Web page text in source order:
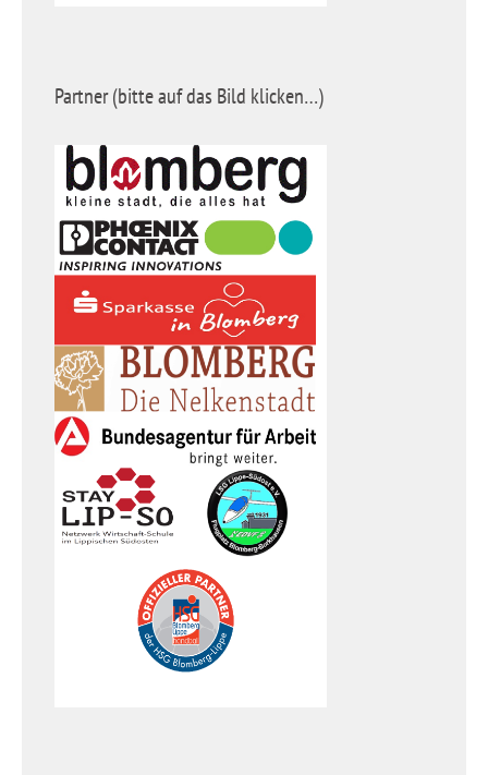
Partner (bitte auf das Bild klicken…)